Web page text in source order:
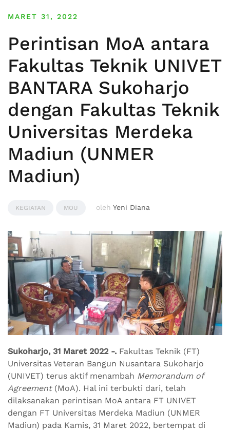
MARET 31, 2022
Perintisan MoA antara
Fakultas Teknik UNIVET
BANTARA Sukoharjo
dengan Fakultas Teknik
Universitas Merdeka
Madiun (UNMER
Madiun)
KEGIATAN MOU oleh Yeni Diana
Sukoharjo, 31 Maret 2022 -. Fakultas Teknik (FT)
Universitas Veteran Bangun Nusantara Sukoharjo
(UNIVET) terus aktif menambah Memorandum of
Agreement(MoA). Hal ini terbukti dari, telah
dilaksanakan perintisan MoA antara FT UNIVET
dengan FT Universitas Merdeka Madiun (UNMER
Madiun) pada Kamis, 31 Maret 2022, bertempat di